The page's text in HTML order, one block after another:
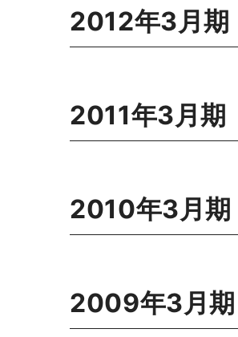
2012年3月期
2011年3月期
2010年3月期
2009年3月期